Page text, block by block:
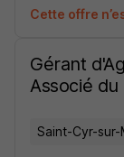
Cette offre
Gérant
Associé du
Saint-Cyr-